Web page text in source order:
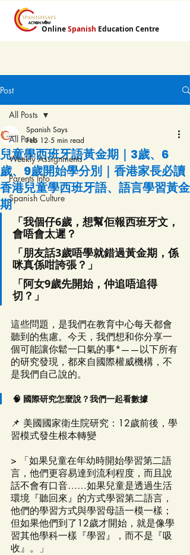
OnlineSpanish Education Centre
Post
All Posts
Weekly Assignments
Parents Info
Spanish Culture
All Posts
兒童學西班牙語黃金期｜3歲、6
歲、9歲開始學分別｜香港家長必讀
香港兒童學西班牙語、語言學習黃金
期
Spanish Says
Feb 12 5 min read
「我個仔6歲，想幫佢報西班牙文，
會唔會太遲？
「朋友話3歲唔學就錯過黃金期，係
咪真係咁誇張？」
「阿女9歲先開始，仲追唔追得
切？」
這些問題，是我們在教育中心每天都會
聽到的焦慮。今天，我們想和你分享一
個可能讓你鬆一口氣的事*——以下所有
的研究發現，都來自國際權威機構，不
是我們自己說的。
🧠 國際研究怎麼說？我們一起看數據
📌 美國國家衛生院研究：12歲前後，學
習模式發生根本轉變
> 「如果兒童在年幼時開始學習第二語
言，他們更容易達到流利程度，而且說
話不會有口音……如果兒童是透過生活
環境『聽回來』的方式學習第二語言，
他們的學習方式與學習母語一模一樣；
但如果他們到了12歲才開始，就是像學
習其他學科一樣『學習』，而不是『吸
收』。」